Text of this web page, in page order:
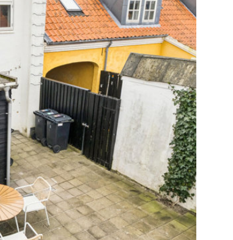
står snorlige. Tænk dig at bruge
og betyder noget for dig.
solrig gårdhave, en lille lomme, der
gårdhave. Heromme er et fristed,
drag. Når duggen falder, kan
og straks forvandles uderummet
kan nydes i familien og
beliggende tæt på havnen. Kvarteret
huse med små baghuse og
tid, hvor pladsen var trang og